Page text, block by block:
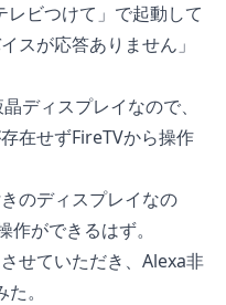
ビつけて」で起動して
スが応答ありません」
ディスプレイなので、
在せずFireTVから操作
のディスプレイなの
ができるはず。
せていただき、Alexa非
。